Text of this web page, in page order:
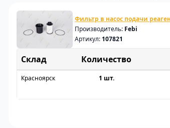
Фильтр в насос подачи
Производитель: Febi
Артикул: 107821
Склад
Красноярск 1 шт.